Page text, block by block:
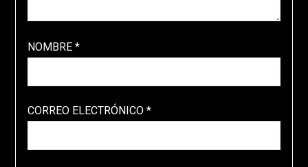
NOMBRE *
CORREO ELECTRÓNICO *